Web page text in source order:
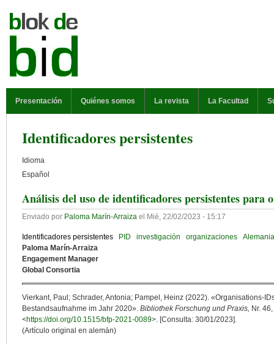
Presentación Quiénes somos La revista La Facultad
Identificadores persistentes
Idioma
Español
Análisis del uso de identificadores persistentes para
Enviado por Paloma Marín-Arraiza el Mié, 22/02/2023 - 15:17
Identificadores persistentes PID investigación organizaciones
Alemania
Paloma Marín-Arraiza
Engagement Manager
Global Consortia
Vierkant, Paul; Schrader, Antonia; Pampel, Heinz (2022). «Organisations-
Bestandsaufnahme im Jahr 2020». Bibliothek Forschung und Praxis, Nr.
<https://doi.org/10.1515/bfp-2021-0089>. [Consulta: 30/01/2023].
(Artículo original en alemán)